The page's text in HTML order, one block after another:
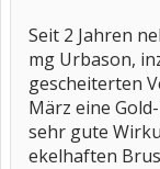
Seit 2 Jahren
mg Urbason,
gescheiterten
März eine
sehr gute
ekelhaften